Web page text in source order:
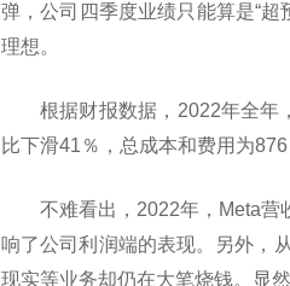
弹，公司四季度业绩只能算是“
理想。
根据财报数据，2022年全年
比下滑41％，总成本和费用为
不难看出，2022年，Meta营
响了公司利润端的表现。另外，
现实等业务却仍在大笔烧钱。显